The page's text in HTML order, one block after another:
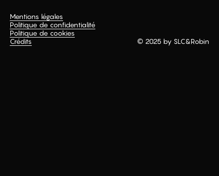
Mentions légales
Politique de confidentialité
Politique de cookies
Crédits
© 2025 by SLC&Robin